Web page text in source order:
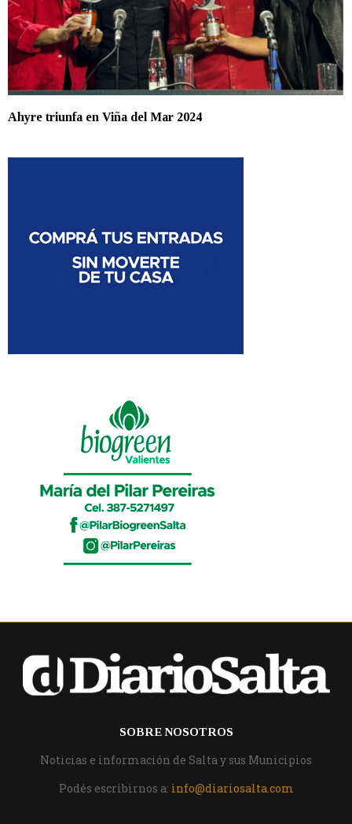
Ahyre triunfa en Viña del Mar 2024
SOBRE NOSOTROS
Noticias e información de Salta y sus Municipios
Podés escribirnos a: info@diariosalta.com